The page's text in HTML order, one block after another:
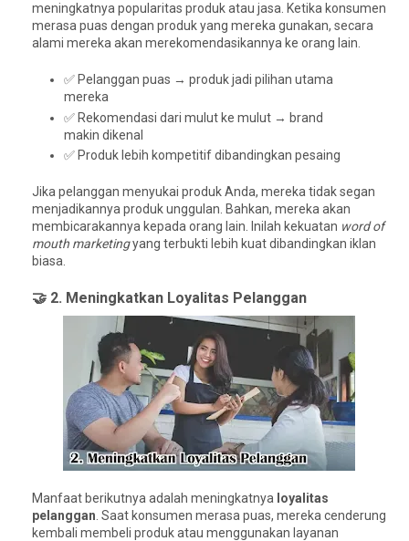
meningkatnya popularitas produk atau jasa. Ketika konsumen
merasa puas dengan produk yang mereka gunakan, secara
alami mereka akan merekomendasikannya ke orang lain.
✅ Pelanggan puas → produk jadi pilihan utama
mereka
✅ Rekomendasi dari mulut ke mulut → brand
makin dikenal
✅ Produk lebih kompetitif dibandingkan pesaing
Jika pelanggan menyukai produk Anda, mereka tidak segan
menjadikannya produk unggulan. Bahkan, mereka akan
membicarakannya kepada orang lain. Inilah kekuatan word of
mouth marketingyang terbukti lebih kuat dibandingkan iklan
biasa.
🤝 2. Meningkatkan Loyalitas Pelanggan
Manfaat berikutnya adalah meningkatnya loyalitas
pelanggan . Saat konsumen merasa puas, mereka cenderung
kembali membeli produk atau menggunakan layanan